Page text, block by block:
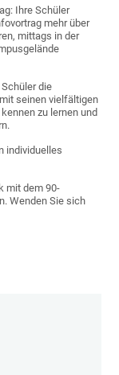
Ihre Schüler
mehr über
mittags in der
die
seinen vielfältigen
zu lernen und
individuelles
mit dem 90-
Wenden Sie sich